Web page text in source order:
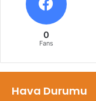
0
Fans
Hava Durumu